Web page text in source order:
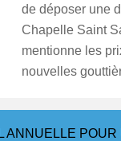
de déposer une
Chapelle Saint
mentionne les
nouvelles
ANNUELLE